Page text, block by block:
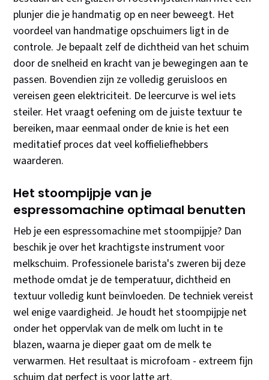
plunjer die je handmatig op en neer beweegt. Het
voordeel van handmatige opschuimers ligt in de
controle. Je bepaalt zelf de dichtheid van het schuim
door de snelheid en kracht van je bewegingen aan te
passen. Bovendien zijn ze volledig geruisloos en
vereisen geen elektriciteit. De leercurve is wel iets
steiler. Het vraagt oefening om de juiste textuur te
bereiken, maar eenmaal onder de knie is het een
meditatief proces dat veel koffieliefhebbers
waarderen.
Het stoompijpje van je
espressomachine optimaal benutten
Heb je een espressomachine met stoompijpje? Dan
beschik je over het krachtigste instrument voor
melkschuim. Professionele barista's zweren bij deze
methode omdat je de temperatuur, dichtheid en
textuur volledig kunt beïnvloeden. De techniek vereist
wel enige vaardigheid. Je houdt het stoompijpje net
onder het oppervlak van de melk om lucht in te
blazen, waarna je dieper gaat om de melk te
verwarmen. Het resultaat is microfoam - extreem fijn